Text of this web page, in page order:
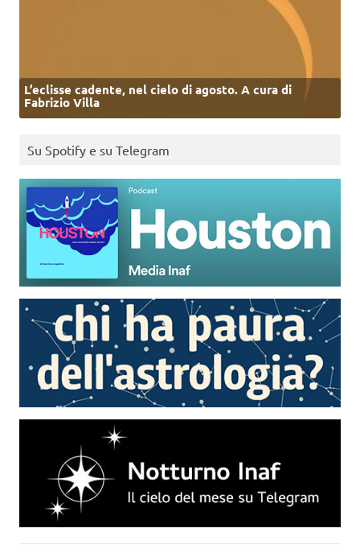
L’eclisse cadente, nel cielo di agosto. A cura di
Fabrizio Villa
Su Spotify e su Telegram